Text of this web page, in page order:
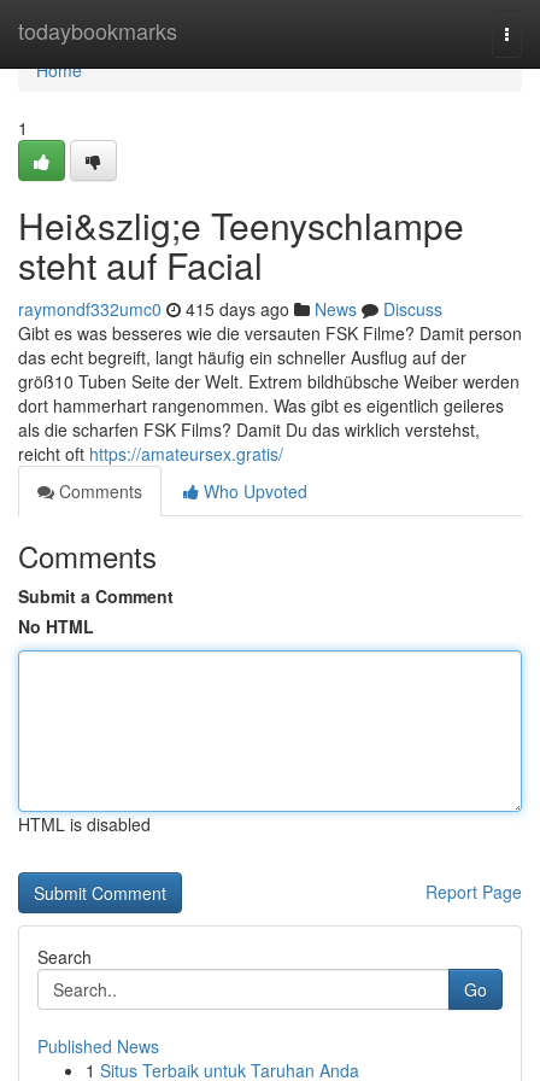
todaybookmarks
Home
Home
1
Hei&szlig;e Teenyschlampe
steht auf Facial
raymondf332umc0 415 days ago News
Discuss
Gibt es was besseres wie die versauten FSK Filme? Damit person
das echt begreift, langt häufig ein schneller Ausflug auf der
größ10 Tuben Seite der Welt. Extrem bildhübsche Weiber werden
dort hammerhart rangenommen. Was gibt es eigentlich geileres
als die scharfen FSK Films? Damit Du das wirklich verstehst,
reicht oft https://amateursex.gratis/
Comments
Who Upvoted
Comments
Submit a Comment
No HTML
HTML is disabled
Report Page
Search
Go
Published News
1 Situs Terbaik untuk Taruhan Anda